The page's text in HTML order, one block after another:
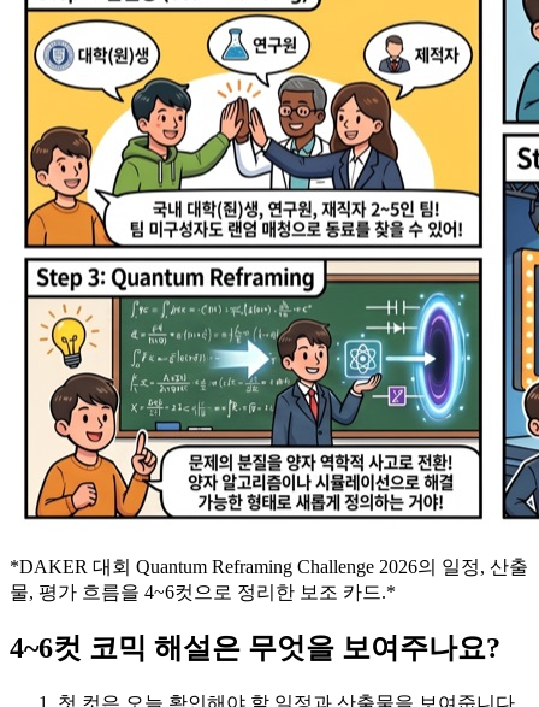
*DAKER 대회 Quantum Reframing Challenge 2026의 일정, 산출
물, 평가 흐름을 4~6컷으로 정리한 보조 카드.*
4~6컷 코믹 해설은 무엇을 보여주나요?